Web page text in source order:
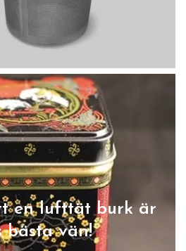
en lufttät burk är
bästa vän!